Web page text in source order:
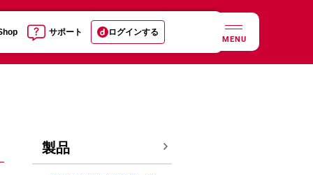
サポート ログインする
MENU
製品